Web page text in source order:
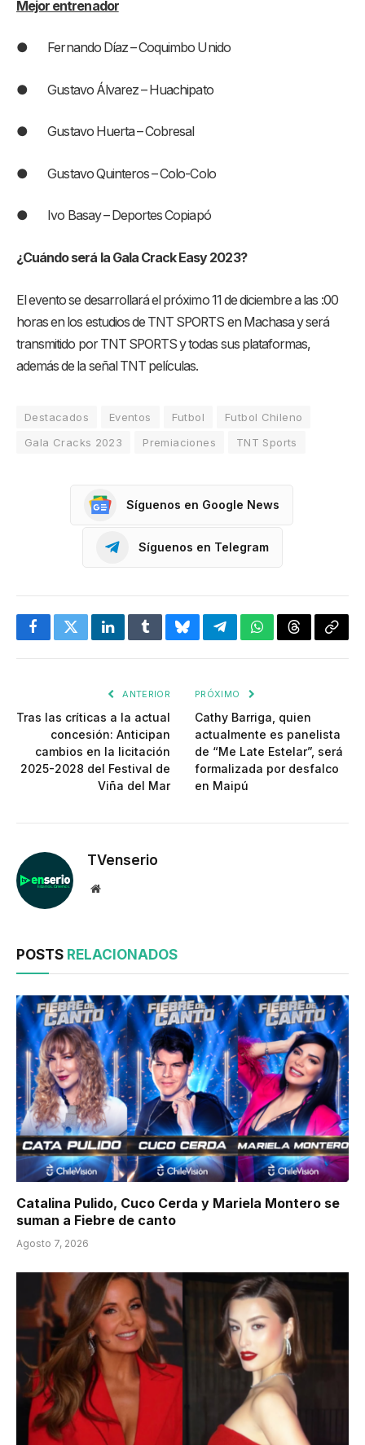
Mejor entrenador
● Fernando Díaz – Coquimbo Unido
● Gustavo Álvarez – Huachipato
● Gustavo Huerta – Cobresal
● Gustavo Quinteros – Colo-Colo
● Ivo Basay – Deportes Copiapó
¿Cuándo será la Gala Crack Easy 2023?
El evento se desarrollará el próximo 11 de diciembre a las :00
horas en los estudios de TNT SPORTS en Machasa y será
transmitido por TNT SPORTS y todas sus plataformas,
además de la señal TNT películas.
Destacados Eventos Futbol
Futbol Chileno
Gala Cracks 2023
Premiaciones TNT Sports
Síguenos en Google News
Síguenos en Telegram
FacebookTwitterLinkedInTumblrBlueskyTelegramWhatsApp
Threads
ANTERIOR
Tras las críticas a la actual
concesión: Anticipan
cambios en la licitación
2025-2028 del Festival de
Viña del Mar
PRÓXIMO
Cathy Barriga, quien
actualmente es panelista
de “Me Late Estelar”, será
formalizada por desfalco
en Maipú
TVenserio
Website
POSTS RELACIONADOS
Catalina Pulido, Cuco Cerda y Mariela Montero se
suman a Fiebre de canto
Agosto 7, 2026